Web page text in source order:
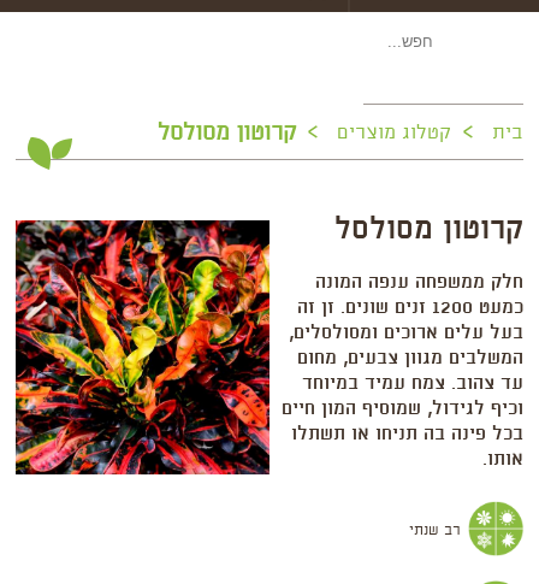
בית > קטלוג מוצרים > קרוטון מסולסל
קרוטון מסולסל
חלק ממשפחה ענפה המונה
כמעט 1200 זנים שונים. זן זה
בעל עלים ארוכים ומסולסלים,
המשלבים מגוון צבעים, מחום
עד צהוב. צמח עמיד במיוחד
וכיף לגידול, שמוסיף המון חיים
בכל פינה בה תניחו או תשתלו
אותו.
רב שנתי